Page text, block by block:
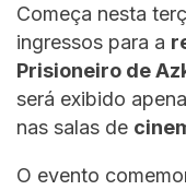
Começa nesta
ingressos para a
Prisioneiro de
será exibido
nas salas de
O evento